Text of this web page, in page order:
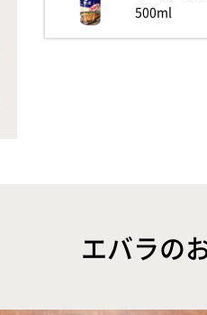
500ml
エバラの